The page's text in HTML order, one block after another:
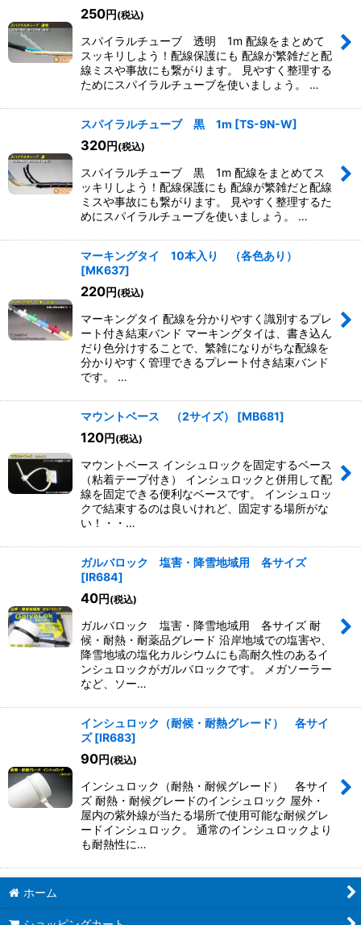
250円(税込)
スパイラルチューブ 透明 1m 配線をまとめて
スッキリしよう！配線保護にも 配線が繁雑だと配
線ミスや事故にも繋がります。 見やすく整理する
ためにスパイラルチューブを使いましょう。 …
スパイラルチューブ 黒 1m [TS-9N-W]
320円(税込)
スパイラルチューブ 黒 1m 配線をまとめてス
ッキリしよう！配線保護にも 配線が繁雑だと配線
ミスや事故にも繋がります。 見やすく整理するた
めにスパイラルチューブを使いましょう。 …
マーキングタイ 10本入り （各色あり）
[MK637]
220円(税込)
マーキングタイ 配線を分かりやすく識別するプレ
ート付き結束バンド マーキングタイは、書き込ん
だり色分けすることで、繁雑になりがちな配線を
分かりやすく管理できるプレート付き結束バンド
です。 …
マウントベース （2サイズ） [MB681]
120円(税込)
マウントベース インシュロックを固定するベース
（粘着テープ付き） インシュロックと併用して配
線を固定できる便利なベースです。 インシュロッ
クで結束するのは良いけれど、固定する場所がな
い！・・…
ガルバロック 塩害・降雪地域用 各サイズ
[IR684]
40円(税込)
ガルバロック 塩害・降雪地域用 各サイズ 耐
候・耐熱・耐薬品グレード 沿岸地域での塩害や、
降雪地域の塩化カルシウムにも高耐久性のあるイ
ンシュロックがガルバロックです。 メガソーラー
など、ソー…
インシュロック（耐候・耐熱グレード） 各サイ
ズ [IR683]
90円(税込)
インシュロック（耐熱・耐候グレード） 各サイ
ズ 耐熱・耐候グレードのインシュロック 屋外・
屋内の紫外線が当たる場所で使用可能な耐候グレ
ードインシュロック。 通常のインシュロックより
も耐熱性に…
ホーム